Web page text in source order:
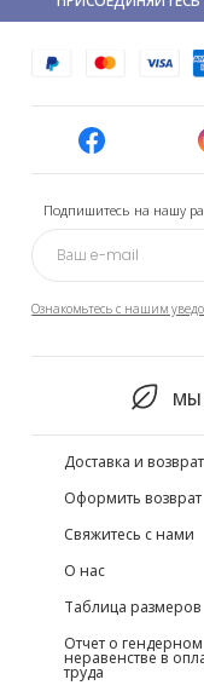
Подпишитесь на нашу
Ознакомьтесь с нашим
МЫ
Доставка и возврат
Оформить возврат
Свяжитесь с нами
О нас
Таблица размеров
Отчет о гендерном
неравенстве в
труда